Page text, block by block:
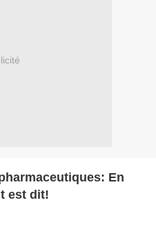
En
est dit!